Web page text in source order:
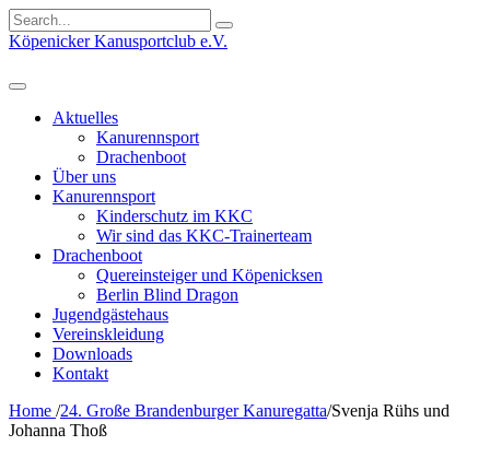
Search
for:
Köpenicker Kanusportclub e.V.
Aktuelles
Kanurennsport
Drachenboot
Über uns
Kanurennsport
Kinderschutz im KKC
Wir sind das KKC-Trainerteam
Drachenboot
Quereinsteiger und Köpenicksen
Berlin Blind Dragon
Jugendgästehaus
Vereinskleidung
Downloads
Kontakt
Home /24. Große Brandenburger Kanuregatta/Svenja Rühs und
Johanna Thoß